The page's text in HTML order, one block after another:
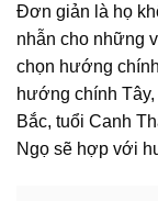
Đơn giản là họ
nhẫn cho những
chọn hướng
hướng chính
Bắc, tuổi Canh
Ngọ sẽ hợp với